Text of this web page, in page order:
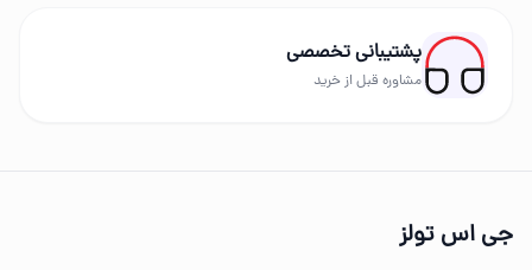
برندهای حرفه‌ای عرضه می‌شود.
ضمانت اصالت کالا
پشتیبانی تخصصی
مشاوره قبل از خرید
جی اس تولز